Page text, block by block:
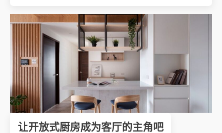
让开放式厨房成为客厅的主角吧